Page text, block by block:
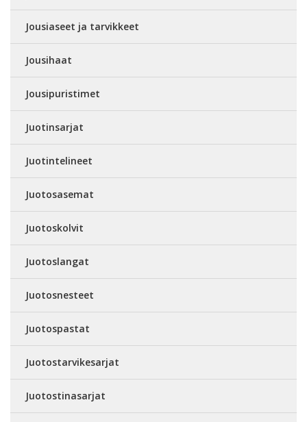
Jousiaseet ja tarvikkeet
Jousihaat
Jousipuristimet
Juotinsarjat
Juotintelineet
Juotosasemat
Juotoskolvit
Juotoslangat
Juotosnesteet
Juotospastat
Juotostarvikesarjat
Juotostinasarjat